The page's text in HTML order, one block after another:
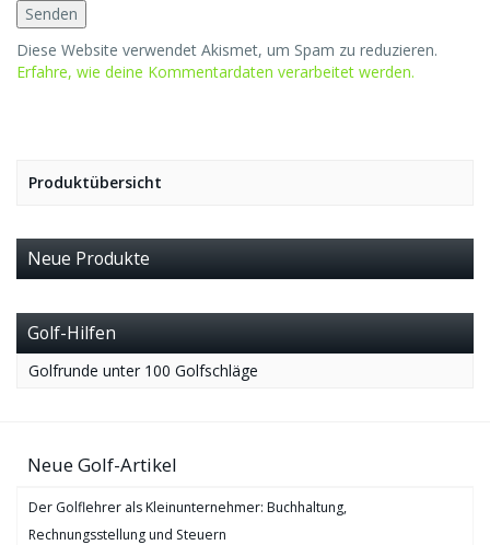
Diese Website verwendet Akismet, um Spam zu reduzieren.
Erfahre, wie deine Kommentardaten verarbeitet werden.
Produktübersicht
Neue Produkte
Golf-Hilfen
Golfrunde unter 100 Golfschläge
Neue Golf-Artikel
Der Golflehrer als Kleinunternehmer: Buchhaltung,
Rechnungsstellung und Steuern